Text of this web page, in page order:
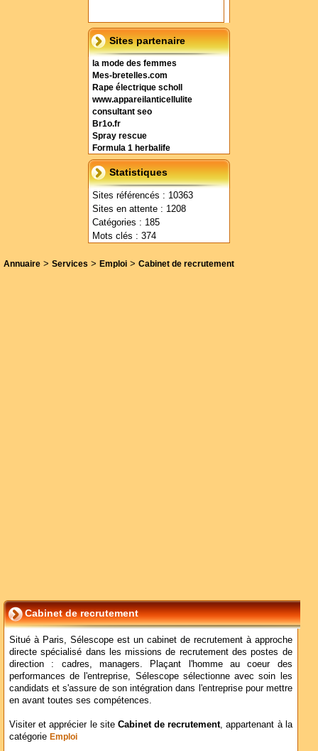
Sites partenaire
la mode des femmes
Mes-bretelles.com
Rape électrique scholl
www.appareilanticellulite
consultant seo
Br1o.fr
Spray rescue
Formula 1 herbalife
Statistiques
Sites référencés : 10363
Sites en attente : 1208
Catégories : 185
Mots clés : 374
Annuaire > Services > Emploi > Cabinet de recrutement
Cabinet de recrutement
Situé à Paris, Sélescope est un cabinet de recrutement à approche
directe spécialisé dans les missions de recrutement des postes de
direction : cadres, managers. Plaçant l'homme au coeur des
performances de l'entreprise, Sélescope sélectionne avec soin les
candidats et s'assure de son intégration dans l'entreprise pour mettre
en avant toutes ses compétences.
Visiter et apprécier le site Cabinet de recrutement, appartenant à la
catégorie Emploi